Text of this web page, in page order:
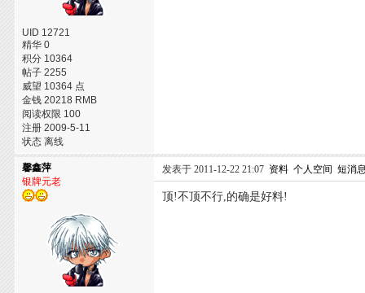
UID 12721
精华 0
积分 10364
帖子 2255
威望 10364 点
金钱 20218 RMB
阅读权限 100
注册 2009-5-11
状态 离线
馨鑫萍
银牌元老
发表于 2011-12-22 21:07 资料 个人空间 短消
顶!不顶不行,的确是好料!